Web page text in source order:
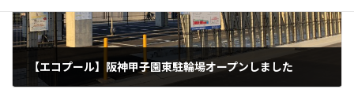
【エコプール】阪神甲子園東駐輪場オープンしました